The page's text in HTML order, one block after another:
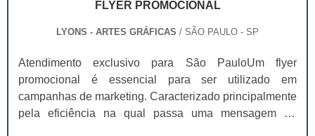
FLYER PROMOCIONAL
LYONS - ARTES GRÁFICAS / SÃO PAULO - SP
Atendimento exclusivo para São PauloUm flyer
promocional é essencial para ser utilizado em
campanhas de marketing. Caracterizado principalmente
pela eficiência na qual passa uma mensagem de